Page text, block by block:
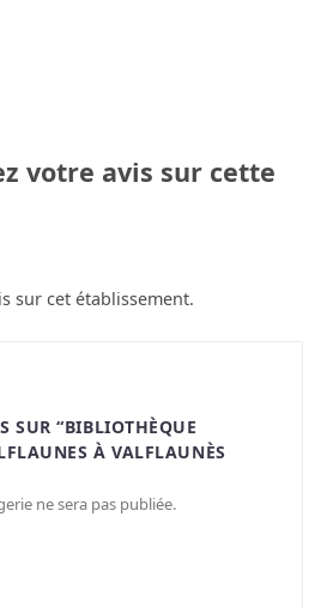
votre avis sur cette
sur cet établissement.
SUR “BIBLIOTHÈQUE
À VALFLAUNÈS
ne sera pas publiée.